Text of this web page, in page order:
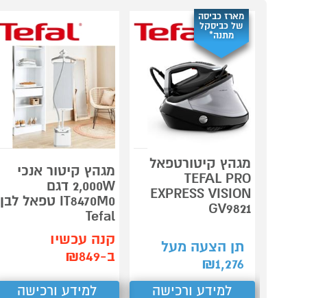
מארז כביסה
של כביסקל
מתנה*
מגהץ קיטורטפאל
TEFAL PRO
EXPRESS VISION
GV9821
תן הצעה מעל
1,276
₪
למידע ורכישה
מגהץ קיטור אנכי
2,000W דגם
IT8470M0 טפאל לבן
Tefal
קנה עכשיו
ב-₪849
למידע ורכישה